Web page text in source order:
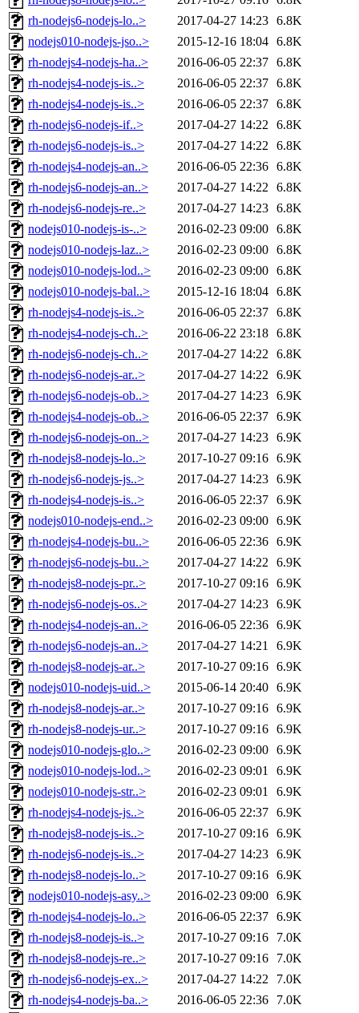
rh-nodejs6-nodejs-lo..>
2017-04-27 14:23 6.8K
nodejs010-nodejs-jso..>
2015-12-16 18:04 6.8K
rh-nodejs4-nodejs-ha..>
2016-06-05 22:37 6.8K
rh-nodejs4-nodejs-is..>
2016-06-05 22:37 6.8K
rh-nodejs4-nodejs-is..>
2016-06-05 22:37 6.8K
rh-nodejs6-nodejs-if..>
2017-04-27 14:22 6.8K
rh-nodejs6-nodejs-is..>
2017-04-27 14:22 6.8K
rh-nodejs4-nodejs-an..>
2016-06-05 22:36 6.8K
rh-nodejs6-nodejs-an..>
2017-04-27 14:22 6.8K
rh-nodejs6-nodejs-re..>
2017-04-27 14:23 6.8K
nodejs010-nodejs-is-..>
2016-02-23 09:00 6.8K
nodejs010-nodejs-laz..>
2016-02-23 09:00 6.8K
nodejs010-nodejs-lod..>
2016-02-23 09:00 6.8K
nodejs010-nodejs-bal..>
2015-12-16 18:04 6.8K
rh-nodejs4-nodejs-is..>
2016-06-05 22:37 6.8K
rh-nodejs4-nodejs-ch..>
2016-06-22 23:18 6.8K
rh-nodejs6-nodejs-ch..>
2017-04-27 14:22 6.8K
rh-nodejs6-nodejs-ar..>
2017-04-27 14:22 6.9K
rh-nodejs6-nodejs-ob..>
2017-04-27 14:23 6.9K
rh-nodejs4-nodejs-ob..>
2016-06-05 22:37 6.9K
rh-nodejs6-nodejs-on..>
2017-04-27 14:23 6.9K
rh-nodejs8-nodejs-lo..>
2017-10-27 09:16 6.9K
rh-nodejs6-nodejs-js..>
2017-04-27 14:23 6.9K
rh-nodejs4-nodejs-is..>
2016-06-05 22:37 6.9K
nodejs010-nodejs-end..>
2016-02-23 09:00 6.9K
rh-nodejs4-nodejs-bu..>
2016-06-05 22:36 6.9K
rh-nodejs6-nodejs-bu..>
2017-04-27 14:22 6.9K
rh-nodejs8-nodejs-pr..>
2017-10-27 09:16 6.9K
rh-nodejs6-nodejs-os..>
2017-04-27 14:23 6.9K
rh-nodejs4-nodejs-an..>
2016-06-05 22:36 6.9K
rh-nodejs6-nodejs-an..>
2017-04-27 14:21
6.9K
rh-nodejs8-nodejs-ar..>
2017-10-27 09:16 6.9K
nodejs010-nodejs-uid..>
2015-06-14 20:40 6.9K
rh-nodejs8-nodejs-ar..>
2017-10-27 09:16 6.9K
rh-nodejs8-nodejs-ur..>
2017-10-27 09:16 6.9K
nodejs010-nodejs-glo..>
2016-02-23 09:00 6.9K
nodejs010-nodejs-lod..>
2016-02-23 09:01
6.9K
nodejs010-nodejs-str..>
2016-02-23 09:01
6.9K
rh-nodejs4-nodejs-js..>
2016-06-05 22:37 6.9K
rh-nodejs8-nodejs-is..>
2017-10-27 09:16 6.9K
rh-nodejs6-nodejs-is..>
2017-04-27 14:23 6.9K
rh-nodejs8-nodejs-lo..>
2017-10-27 09:16 6.9K
nodejs010-nodejs-asy..>
2016-02-23 09:00 6.9K
rh-nodejs4-nodejs-lo..>
2016-06-05 22:37 6.9K
rh-nodejs8-nodejs-is..>
2017-10-27 09:16
7.0K
rh-nodejs8-nodejs-re..>
2017-10-27 09:16
7.0K
rh-nodejs6-nodejs-ex..>
2017-04-27 14:22
7.0K
rh-nodejs4-nodejs-ba..>
2016-06-05 22:36
7.0K